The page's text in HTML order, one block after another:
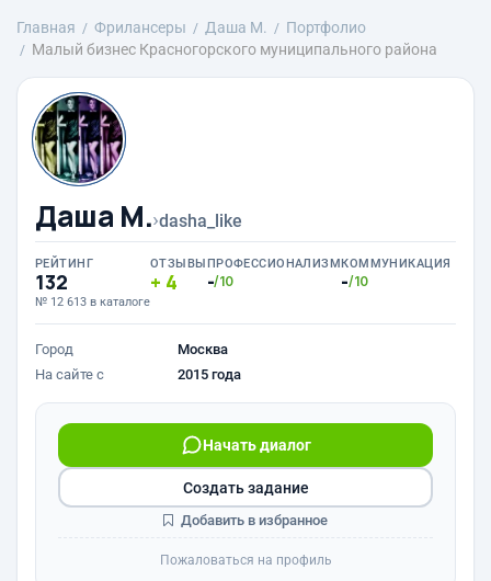
Главная Фрилансеры Даша М.
Портфолио
Малый бизнес Красногорского муниципального района
Даша М.›dasha_like
РЕЙТИНГ
132
№ 12 613 в каталоге
ОТЗЫВЫ
4
ПРОФЕССИОНАЛИЗМ
-/10
КОММУНИКАЦИЯ
-/10
Город
Москва
На сайте с
2015 года
Начать диалог
Создать задание
Добавить в избранное
Пожаловаться на профиль